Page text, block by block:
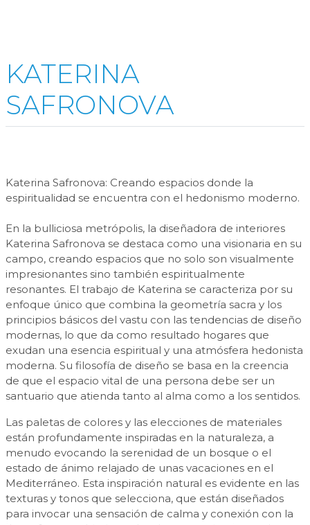
KATERINA
SAFRONOVA
Katerina Safronova: Creando espacios donde la
espiritualidad se encuentra con el hedonismo moderno.
En la bulliciosa metrópolis, la diseñadora de interiores
Katerina Safronova se destaca como una visionaria en su
campo, creando espacios que no solo son visualmente
impresionantes sino también espiritualmente
resonantes. El trabajo de Katerina se caracteriza por su
enfoque único que combina la geometría sacra y los
principios básicos del vastu con las tendencias de diseño
modernas, lo que da como resultado hogares que
exudan una esencia espiritual y una atmósfera hedonista
moderna. Su filosofía de diseño se basa en la creencia
de que el espacio vital de una persona debe ser un
santuario que atienda tanto al alma como a los sentidos.
Las paletas de colores y las elecciones de materiales
están profundamente inspiradas en la naturaleza, a
menudo evocando la serenidad de un bosque o el
estado de ánimo relajado de unas vacaciones en el
Mediterráneo. Esta inspiración natural es evidente en las
texturas y tonos que selecciona, que están diseñados
para invocar una sensación de calma y conexión con la